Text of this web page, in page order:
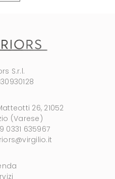
S.r.l.
26, 21052
(Varese)
0331 635967